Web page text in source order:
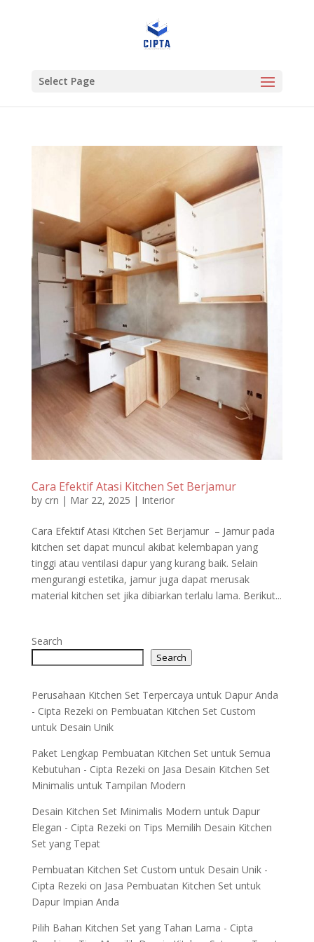
Select Page
Cara Efektif Atasi Kitchen Set Berjamur
by crn | Mar 22, 2025 | Interior
Cara Efektif Atasi Kitchen Set Berjamur – Jamur pada
kitchen set dapat muncul akibat kelembapan yang
tinggi atau ventilasi dapur yang kurang baik. Selain
mengurangi estetika, jamur juga dapat merusak
material kitchen set jika dibiarkan terlalu lama. Berikut...
Search
Search
Perusahaan Kitchen Set Terpercaya untuk Dapur Anda
- Cipta Rezeki on Pembuatan Kitchen Set Custom
untuk Desain Unik
Paket Lengkap Pembuatan Kitchen Set untuk Semua
Kebutuhan - Cipta Rezeki on Jasa Desain Kitchen Set
Minimalis untuk Tampilan Modern
Desain Kitchen Set Minimalis Modern untuk Dapur
Elegan - Cipta Rezeki on Tips Memilih Desain Kitchen
Set yang Tepat
Pembuatan Kitchen Set Custom untuk Desain Unik -
Cipta Rezeki on Jasa Pembuatan Kitchen Set untuk
Dapur Impian Anda
Pilih Bahan Kitchen Set yang Tahan Lama - Cipta